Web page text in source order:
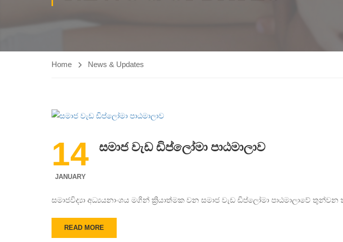
Home News & Updates
14
JANUARY
සමාජ වැඩ ඩිප්ලෝමා පාඨමාලාව
සමාජවිද්‍යා අධ්‍යයනාංශය මගින් ක්‍රියාත්මක වන සමාජ වැඩ ඩිප්ලෝමා පාඨමාලාවේ
READ MORE